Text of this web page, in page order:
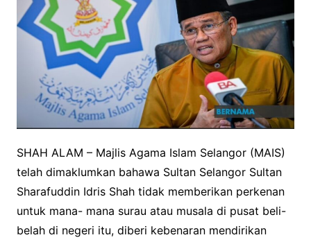
SHAH ALAM – Majlis Agama Islam Selangor (MAIS)
telah dimaklumkan bahawa Sultan Selangor Sultan
Sharafuddin Idris Shah tidak memberikan perkenan
untuk mana- mana surau atau musala di pusat beli-
belah di negeri itu, diberi kebenaran mendirikan